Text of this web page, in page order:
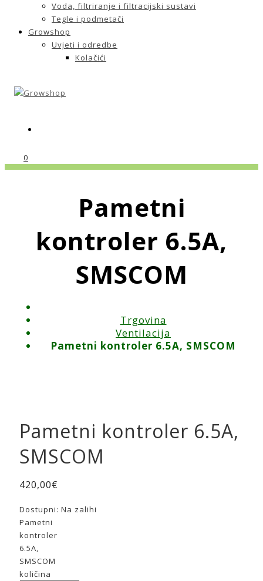
Voda, filtriranje i filtracijski sustavi
Tegle i podmetači
Growshop
Uvjeti i odredbe
Kolačići
0
Pametni
kontroler 6.5A,
SMSCOM
Trgovina
Ventilacija
Pametni kontroler 6.5A, SMSCOM
Pametni kontroler 6.5A,
SMSCOM
420,00€
Dostupni: Na zalihi
Pametni
kontroler
6.5A,
SMSCOM
količina